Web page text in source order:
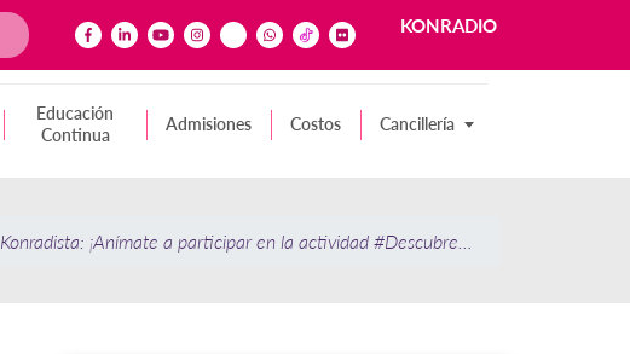
KONRADIO
Educación
Continua
Admisiones Costos Cancillería
Konradista: ¡Anímate a participar en la actividad #DescubreAsia!